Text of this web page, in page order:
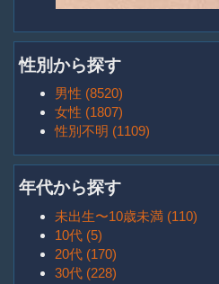
性別から探す
男性 (8520)
女性 (1807)
性別不明 (1109)
年代から探す
未出生〜10歳未満 (110)
10代 (5)
20代 (170)
30代 (228)